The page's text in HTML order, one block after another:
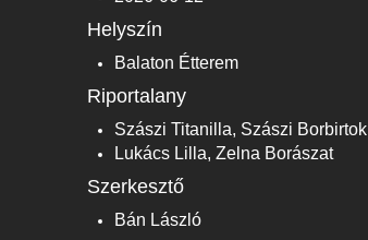
Helyszín
Balaton Étterem
Riportalany
Szászi Titanilla, Szászi Borbirtok
Lukács Lilla, Zelna Borászat
Szerkesztő
Bán László